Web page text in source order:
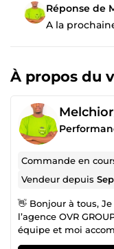
Réponse de
A la
À propos du
Commande en
Vendeur depuis
👋 Bonjour à tous,
l’agence OVR
équipe et moi
pour une Licence